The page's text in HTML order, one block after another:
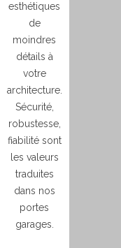
esthétiques
de
moindres
détails à
votre
architecture.
Sécurité,
robustesse,
fiabilité sont
les valeurs
traduites
dans nos
portes
garages.